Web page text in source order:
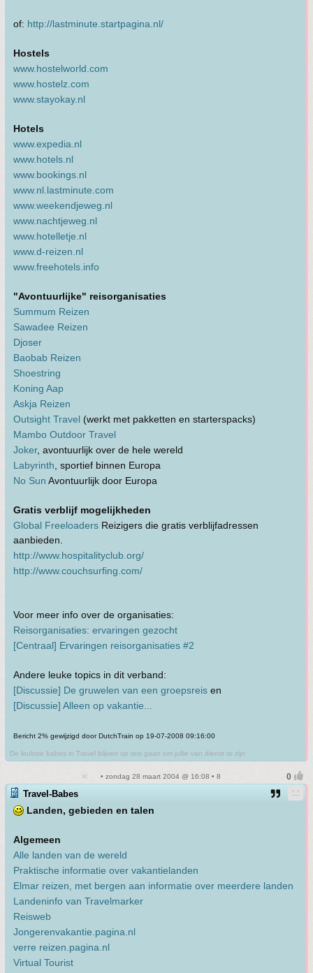
of: http://lastminute.startpagina.nl/
Hostels
www.hostelworld.com
www.hostelz.com
www.stayokay.nl
Hotels
www.expedia.nl
www.hotels.nl
www.bookings.nl
www.nl.lastminute.com
www.weekendjeweg.nl
www.nachtjeweg.nl
www.hotelletje.nl
www.d-reizen.nl
www.freehotels.info
"Avontuurlijke" reisorganisaties
Summum Reizen
Sawadee Reizen
Djoser
Baobab Reizen
Shoestring
Koning Aap
Askja Reizen
Outsight Travel (werkt met pakketten en starterspacks)
Mambo Outdoor Travel
Joker, avontuurlijk over de hele wereld
Labyrinth , sportief binnen Europa
No Sun Avontuurlijk door Europa
Gratis verblijf mogelijkheden
Global Freeloaders Reizigers die gratis verblijfadressen
aanbieden.
http://www.hospitalityclub.org/
http://www.couchsurfing.com/
Voor meer info over de organisaties:
Reisorganisaties: ervaringen gezocht
[Centraal] Ervaringen reisorganisaties #2
Andere leuke topics in dit verband:
[Discussie] De gruwelen van een groepsreis en
[Discussie] Alleen op vakantie...
Bericht 2% gewijzigd door DutchTrain op 19-07-2008 09:16:00
De leukste babes in Travel blijven op reis gaan om jullie van dienst te zijn
• zondag 28 maart 2004 @ 16:08 • 8
Travel-Babes
Landen, gebieden en talen
Algemeen
Alle landen van de wereld
Praktische informatie over vakantielanden
Elmar reizen, met bergen aan informatie over meerdere landen
Landeninfo van Travelmarker
Reisweb
Jongerenvakantie.pagina.nl
verre reizen.pagina.nl
Virtual Tourist